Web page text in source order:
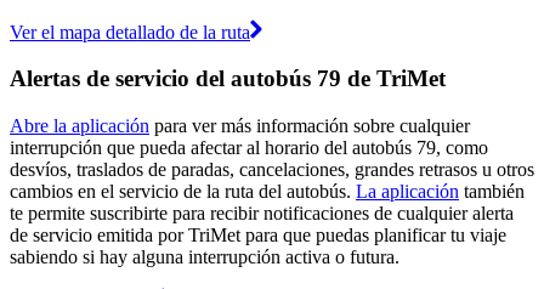
Ver el mapa detallado de la ruta
Alertas de servicio del autobús 79 de TriMet
Abre la aplicación para ver más información sobre cualquier
interrupción que pueda afectar al horario del autobús 79, como
desvíos, traslados de paradas, cancelaciones, grandes retrasos u otros
cambios en el servicio de la ruta del autobús. La aplicación también
te permite suscribirte para recibir notificaciones de cualquier alerta
de servicio emitida por TriMet para que puedas planificar tu viaje
sabiendo si hay alguna interrupción activa o futura.